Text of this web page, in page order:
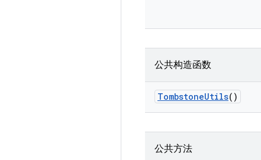
公共构造函数
TombstoneUtils()
公共方法